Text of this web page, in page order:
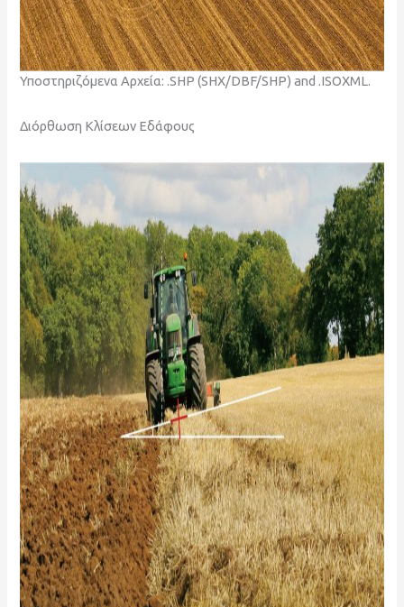
Υποστηριζόμενα Αρχεία: .SHP (SHX/DBF/SHP) and .ISOXML.
Διόρθωση Κλίσεων Εδάφους